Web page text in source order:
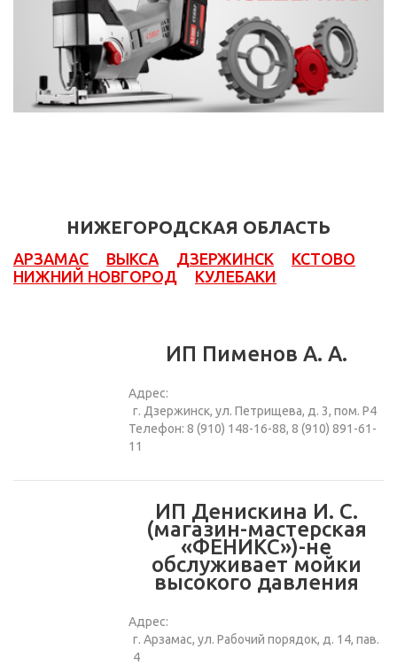
НИЖЕГОРОДСКАЯ ОБЛАСТЬ
АРЗАМАС ВЫКСА ДЗЕРЖИНСК
КСТОВО
НИЖНИЙ НОВГОРОД
КУЛЕБАКИ
ИП Пименов А. А.
Адрес:
г. Дзержинск, ул. Петрищева, д. 3, пом. Р4
Телефон: 8 (910) 148-16-88, 8 (910) 891-61-
11
ИП Денискина И. С.
(магазин-мастерская
«ФЕНИКС»)-не
обслуживает мойки
высокого давления
Адрес:
г. Арзамас, ул. Рабочий порядок, д. 14, пав.
4